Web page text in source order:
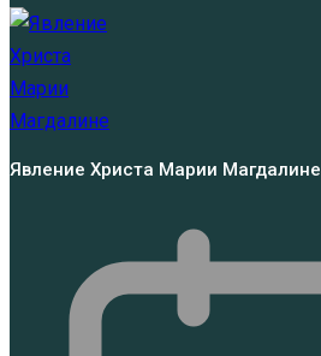
Явление Христа Марии Магдалине